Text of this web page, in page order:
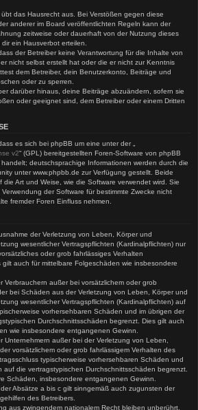
das Hausrecht aus. Bei Verstößen gegen diese
anderer im Board veröffentlichten Regeln kann der
zeitweise oder dauerhaft von der Nutzung dieses
ein Hausverbot erteilen.
der Betreiber keine Verantwortung für die Inhalte von
nicht selbst erstellt hat oder die er nicht zur Kenntnis
dem Betreiber, dein Benutzerkonto, Beiträge und
oder zu sperren.
darüber hinaus, deine Beiträge abzuändern, sofern sie
oder geeignet sind, dem Betreiber oder einem Dritten
es sich bei phpBB um eine unter der „
v2“ (GPL) bereitgestellten Foren-Software von phpBB
handelt; deutschsprachige Informationen werden durch die
unter www.phpbb.de zur Verfügung gestellt. Beide
Art und Weise, wie die Software verwendet wird. Sie
der Software für bestimmte Zwecke nicht
fremder Foren Einfluss nehmen.
der Verletzung von Leben, Körper und
wesentlicher Vertragspflichten (Kardinalpflichten) nur
oder grob fahrlässiges Verhalten
auch für mittelbare Folgeschäden wie insbesondere
Verbrauchern außer bei vorsätzlichem oder grob
bei Schäden aus der Verletzung von Leben, Körper und
wesentlicher Vertragspflichten (Kardinalpflichten) auf
vorhersehbaren Schäden und im übrigen der
Durchschnittsschäden begrenzt. Dies gilt auch
wie insbesondere entgangenen Gewinn.
Unternehmern außer bei der Verletzung von Leben,
vorsätzlichem oder grob fahrlässigem Verhalten des
typischerweise vorhersehbaren Schäden und
auf die vertragstypischen Durchschnittsschäden begrenzt.
Schäden, insbesondere entgangenen Gewinn.
Absätze a bis c gilt sinngemäß auch zugunsten der
des Betreibers.
aus zwingendem nationalem Recht bleiben unberührt.